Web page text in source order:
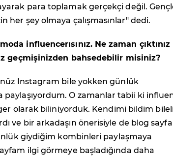
para toplamak gerçekçi değil.
her şey olmaya çalışmasınlar" dedi.
influencerısınız. Ne zaman çıktınız
geçmişinizden bahsedebilir misiniz?
Instagram bile yokken günlük
O zamanlar tabii ki
olarak biliniyorduk. Kendimi bildim bileli
ve bir arkadaşın önerisiyle de blog
giydiğim kombinleri paylaşmaya
ilgi görmeye başladığında daha